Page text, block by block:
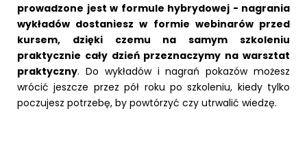
prowadzone jest w formule hybrydowej - nagrania
wykładów dostaniesz w formie webinarów przed
kursem, dzięki czemu na samym szkoleniu
praktycznie cały dzień przeznaczymy na warsztat
praktyczny. Do wykładów i nagrań pokazów możesz
wrócić jeszcze przez pół roku po szkoleniu, kiedy tylko
poczujesz potrzebę, by powtórzyć czy utrwalić wiedzę.